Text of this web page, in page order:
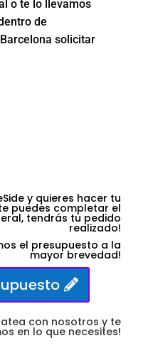
o te lo llevamos
de
solicitar
y quieres hacer tu
puedes completar el
tendrás tu pedido
realizado!
el presupuesto a la
mayor brevedad!
con nosotros y te
en lo que necesites!